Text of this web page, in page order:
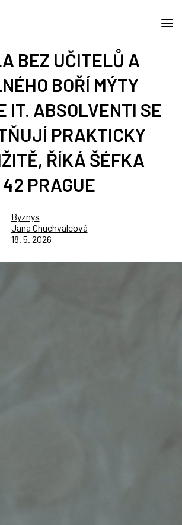
BEZ UČITELŮ A
BOŘÍ MÝTY
IT. ABSOLVENTI SE
PRAKTICKY
ŘÍKÁ ŠÉFKA
42 PRAGUE
Byznys
Jana Chuchvalcová
18. 5. 2026